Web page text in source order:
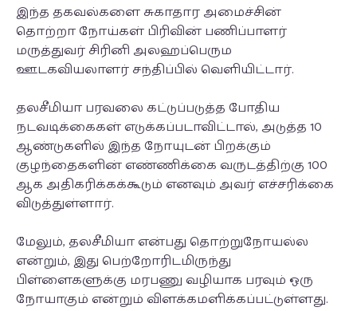
இந்த தகவல்களை சுகாதார அமைச்சின்
தொற்றா நோய்கள் பிரிவின் பணிப்பாளர்
மருத்துவர் சிரினி அலஹப்பெரும
ஊடகவியலாளர் சந்திப்பில் வெளியிட்டார்.
தலசீமியா பரவலை கட்டுப்படுத்த போதிய
நடவடிக்கைகள் எடுக்கப்படாவிட்டால், அடுத்த 10
ஆண்டுகளில் இந்த நோயுடன் பிறக்கும்
குழந்தைகளின் எண்ணிக்கை வருடத்திற்கு 100
ஆக அதிகரிக்கக்கூடும் எனவும் அவர் எச்சரிக்கை
விடுத்துள்ளார்.
மேலும், தலசீமியா என்பது தொற்றுநோயல்ல
என்றும், இது பெற்றோரிடமிருந்து
பிள்ளைகளுக்கு மரபணு வழியாக பரவும் ஒரு
நோயாகும் என்றும் விளக்கமளிக்கப்பட்டுள்ளது.